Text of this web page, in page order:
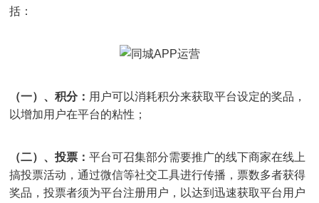
括：
（一）、积分： 用户可以消耗积分来获取平台设定的奖品，
以增加用户在平台的粘性；
（二）、投票： 平台可召集部分需要推广的线下商家在线上
搞投票活动，通过微信等社交工具进行传播，票数多者获得
奖品，投票者须为平台注册用户，以达到迅速获取平台用户